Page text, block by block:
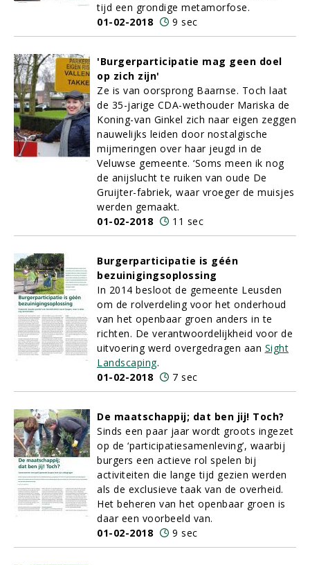
tijd een grondige metamorfose.
01-02-2018
9 sec
'Burgerparticipatie mag geen doel
op zich zijn'
Ze is van oorsprong Baarnse. Toch laat
de 35-jarige CDA-wethouder Mariska de
Koning-van Ginkel zich naar eigen zeggen
nauwelijks leiden door nostalgische
mijmeringen over haar jeugd in de
Veluwse gemeente. ‘Soms meen ik nog
de anijslucht te ruiken van oude De
Gruijter-fabriek, waar vroeger de muisjes
werden gemaakt.
01-02-2018
11 sec
Burgerparticipatie is géén
bezuinigingsoplossing
In 2014 besloot de gemeente Leusden
om de rolverdeling voor het onderhoud
van het openbaar groen anders in te
richten. De verantwoordelijkheid voor de
uitvoering werd overgedragen aan Sight
Landscaping.
01-02-2018
7 sec
De maatschappij; dat ben jij! Toch?
Sinds een paar jaar wordt groots ingezet
op de ‘participatiesamenleving’, waarbij
burgers een actieve rol spelen bij
activiteiten die lange tijd gezien werden
als de exclusieve taak van de overheid.
Het beheren van het openbaar groen is
daar een voorbeeld van.
01-02-2018
9 sec